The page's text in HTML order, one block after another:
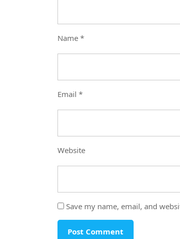
Name *
Email *
Website
Save my name, email, and